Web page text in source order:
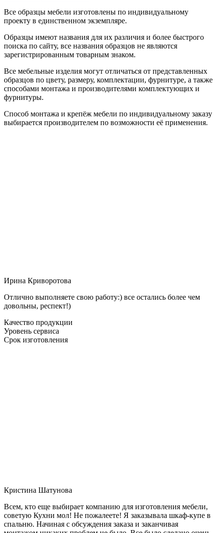
Все образцы мебели изготовлены по индивидуальному
проекту в единственном экземпляре.
Образцы имеют названия для их различия и более быстрого
поиска по сайту, все названия образцов не являются
зарегистрированным товарным знаком.
Все мебельные изделия могут отличаться от представленных
образцов по цвету, размеру, комплектации, фурнитуре, а также
способами монтажа и производителями комплектующих и
фурнитуры.
Способ монтажа и крепёж мебели по индивидуальному заказу
выбирается производителем по возможности её применения.
Ирина Криворотова
Отлично выполняете свою работу:) все остались более чем
довольны, респект!)
Качество продукции
Уровень сервиса
Срок изготовления
Кристина Шатунова
Всем, кто еще выбирает компанию для изготовления мебели,
советую Кухни мол! Не пожалеете! Я заказывала шкаф-купе в
спальню. Начиная с обсуждения заказа и заканчивая